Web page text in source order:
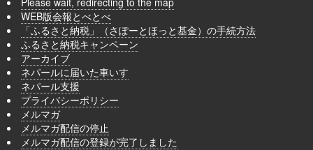
WEB版会報とべとべ
「ふるさと納税」（さぽーとほっと基金）の手続方法
ふるさと納税キャンペーン
アーカイブ
ネパールに届いた車いす
ネパール支援
プライバシーポリシー
メルマガ
メルマガ配信の停止
メルマガ配信の登録が完了しました